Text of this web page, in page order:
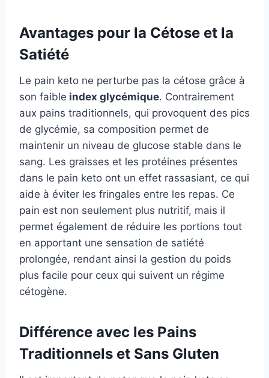
Avantages pour la Cétose et la
Satiété
Le pain keto ne perturbe pas la cétose grâce à
son faible index glycémique. Contrairement
aux pains traditionnels, qui provoquent des pics
de glycémie, sa composition permet de
maintenir un niveau de glucose stable dans le
sang. Les graisses et les protéines présentes
dans le pain keto ont un effet rassasiant, ce qui
aide à éviter les fringales entre les repas. Ce
pain est non seulement plus nutritif, mais il
permet également de réduire les portions tout
en apportant une sensation de satiété
prolongée, rendant ainsi la gestion du poids
plus facile pour ceux qui suivent un régime
cétogène.
Différence avec les Pains
Traditionnels et Sans Gluten